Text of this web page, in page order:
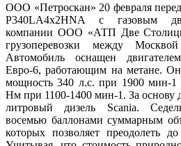
ООО «Петроскан» 20 февраля
P340LA4x2HNA с газовым
компании ООО «АТП Две
грузоперевозки между
Автомобиль оснащен
Евро-6, работающим на метане. Он
мощность 340 л.с. при 1900 мин-
Нм при 1100-1400 мин-1. За основу
литровый дизель Scania.
восемью баллонами суммарным
которых позволяет преодолеть